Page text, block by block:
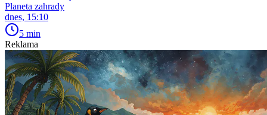
Planeta zahrady
dnes, 15:10
5 min
Reklama